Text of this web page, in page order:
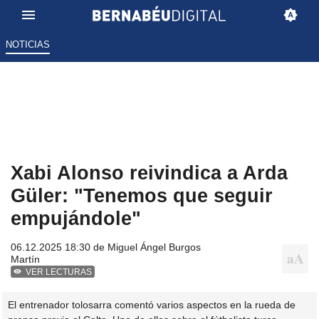
NOTICIAS
Xabi Alonso reivindica a Arda
Güler: "Tenemos que seguir
empujándole"
06.12.2025 18:30 de Miguel Ángel Burgos
Martín
VER LECTURAS
El entrenador tolosarra comentó varios aspectos en la rueda de